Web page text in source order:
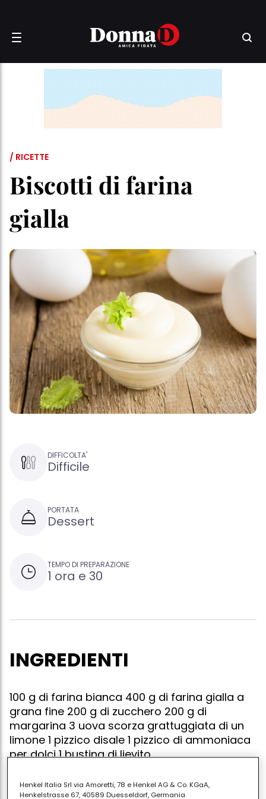
/ RICETTE
Biscotti di farina
gialla
DIFFICOLTA'
Difficile
PORTATA
Dessert
TEMPO DI PREPARAZIONE
1 ora e 30
INGREDIENTI
100 g di farina bianca 400 g di farina gialla a
grana fine 200 g di zucchero 200 g di
margarina 3 uova scorza grattuggiata di un
limone 1 pizzico disale 1 pizzico di ammoniaca
per dolci 1 bustina di lievito
Henkel Italia Srl via Amoretti, 78 e Henkel AG & Co. KGaA,
Henkelstrasse 67, 40589 Duesseldorf, Germania